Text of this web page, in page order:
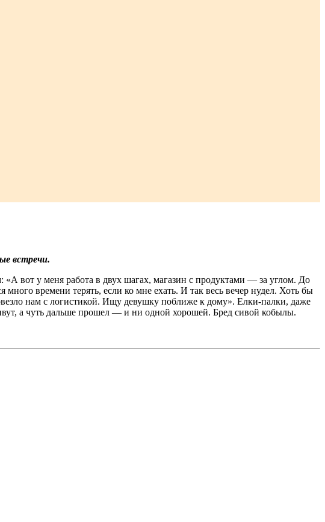
встречи.
вот у меня работа в двух шагах, магазин с продуктами — за углом. До
времени терять, если ко мне ехать. И так весь вечер нудел. Хоть бы
нам с логистикой. Ищу девушку поближе к дому». Елки-палки, даже
а чуть дальше прошел — и ни одной хорошей. Бред сивой кобылы.